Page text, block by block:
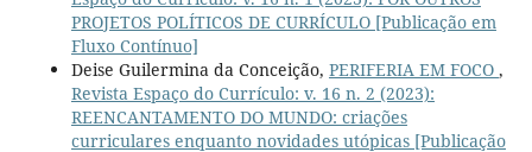
PROJETOS POLÍTICOS DE CURRÍCULO [Publicação em
Fluxo Contínuo]
Deise Guilermina da Conceição, PERIFERIA EM FOCO ,
Revista Espaço do Currículo: v. 16 n. 2 (2023):
REENCANTAMENTO DO MUNDO: criações
curriculares enquanto novidades utópicas [Publicação